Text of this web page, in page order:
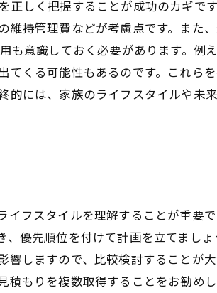
しく把握することが成功のカギで
持管理費などが考慮点です。また
意識しておく必要があります。例
くる可能性もあるのです。これら
には、家族のライフスタイルや未
フスタイルを理解することが重要
優先順位を付けて計画を立てまし
しますので、比較検討することが
もりを複数取得することをお勧め